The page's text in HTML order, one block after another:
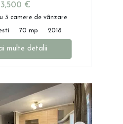
€
3 camere de vânzare
70 mp 2018
multe detalii